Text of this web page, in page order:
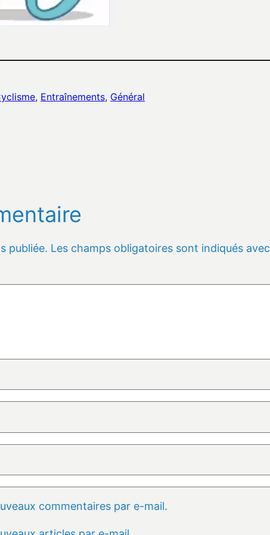
, Entraînements, Général
publiée. Les champs obligatoires sont indiqués avec
commentaires par e-mail.